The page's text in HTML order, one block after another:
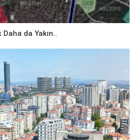
da Yakın..